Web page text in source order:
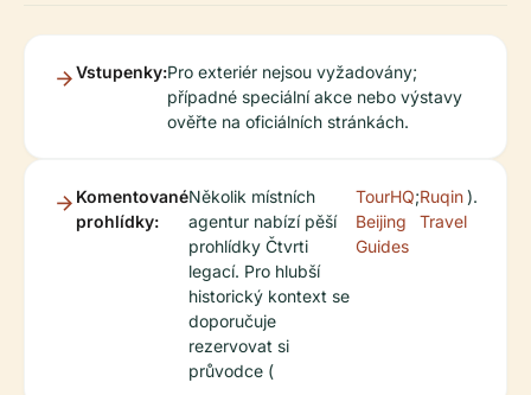
Vstupenky:Pro exteriér nejsou vyžadovány;
případné speciální akce nebo výstavy
ověřte na oficiálních stránkách.
Komentované
prohlídky:
Několik místních
agentur nabízí pěší
prohlídky Čtvrti
legací. Pro hlubší
historický kontext se
doporučuje
rezervovat si
průvodce (
TourHQ
Beijing
Guides
;Ruqin
Travel
).